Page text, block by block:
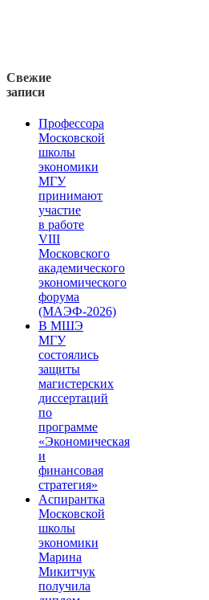
Свежие
записи
Профессора
Московской
школы
экономики
МГУ
принимают
участие
в работе
VIII
Московского
академического
экономического
форума
(МАЭФ-2026)
В МШЭ
МГУ
состоялись
защиты
магистерских
диссертаций
по
программе
«Экономическая
и
финансовая
стратегия»
Аспирантка
Московской
школы
экономики
Марина
Микитчук
получила